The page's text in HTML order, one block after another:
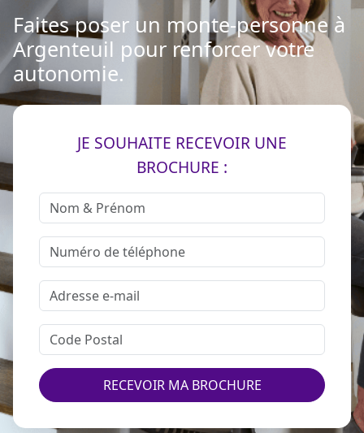
Faites poser un monte-personne à
Argenteuil pour renforcer votre
autonomie.
JE SOUHAITE RECEVOIR UNE
BROCHURE :
RECEVOIR MA BROCHURE